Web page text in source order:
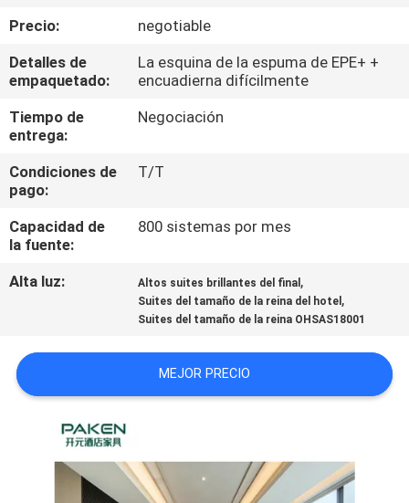
DE
CALIDAD
ÉNTRENOS
EN
CONTACTO
CON
PIDA
MAPA
SITIO
Precio:
negotiable
Detalles de
empaquetado:
La esquina de la espuma de EPE+ +
encuadierna difícilmente
Tiempo de
entrega:
Negociación
Condiciones de
pago:
T/T
Capacidad de
la fuente:
800 sistemas por mes
Alta luz: Altos suites brillantes del final ,
Suites del tamaño de la reina del hotel ,
Suites del tamaño de la reina OHSAS18001
MEJOR PRECIO